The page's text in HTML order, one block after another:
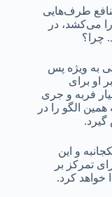
طرف‌هایی
می‌کشد، در
چرا؟
به ویژه پس
او برای
فربه و جری
الگو را در
گیرد.
و این
تمرکز بر
خواهد کرد.